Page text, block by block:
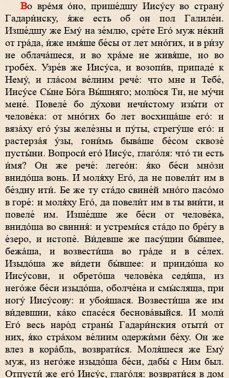
Во врéмя о́но, прише́дшу Иису́су во страну́
Гадари́нску, я́же есть об он пол Галиле́и.
Изше́дшу же Ему́ на зе́млю, сре́те Его́ муж не́кий
от гра́да, и́же имя́ше бе́сы от лет мно́гих, и в ри́зу
не облача́шеся, и во хра́ме не живя́ше, но во
гробе́х. Узре́в же Иису́са, и возопи́в, припаде́ к
Нему́, и гла́сом ве́лиим рече́: что мне и Тебе́,
Иису́се Сы́не Бо́га Вы́шняго; молю́ся Ти, не му́чи
мене́. Повеле́ бо ду́хови нечи́стому изы́ти от
челове́ка: от мно́гих бо лет восхища́ше его́: и
вяза́ху его́ у́зы желе́зны и пу́ты, стрегу́ще его́: и
растерза́я у́зы, гони́мь быва́ше бе́сом сквозе́
пусты́ни. Вопроси́ его́ Иису́с, глаго́ля: что́ ти есть
и́мя? Он же рече́: легео́н: я́ко бе́си мно́зи
внидо́ша вонь. И моля́ху Его́, да не повели́т им в
бе́здну ити́. Бе же ту ста́до свине́й мно́го пасо́мо
в горе́: и моля́ху Его́, да повели́т им в ты вни́ти, и
повеле́ им. Изше́дше же бе́си от челове́ка,
внидо́ша во свиния́: и устреми́ся ста́до по бре́гу в
е́зеро, и истопе́. Ви́девше же пасу́щии бы́вшее,
бежа́ша, и возвести́ша во гра́де и в се́лех.
Изыдо́ша же ви́дети бы́вшее: и приидо́ша ко
Иису́сови, и обрето́ша челове́ка седя́ща, из
него́же бе́си изыдо́ша, оболче́на и смы́сляща, при
ногу́ Иису́сову: и убоя́шася. Возвести́ша же им
ви́девшии, ка́ко спасе́ся беснова́выйся. И моли́
Его́ весь наро́д страны́ Гадари́нския отыти́ от
них, я́ко стра́хом ве́лиим одержи́ми бе́ху. Он же
влез в кора́бль, возврати́ся. Моля́шеся же Ему́
муж, из него́же изыдо́ша бе́си, дабы́ с Ним был.
Отпусти́ же его́ Иису́с, глаго́ля: возврати́ся в дом